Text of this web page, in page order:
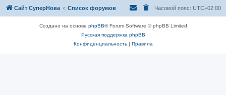
Сайт СуперНова Список форумов Часовой пояс: UTC+02:00
Создано на основе phpBB® Forum Software © phpBB Limited
Русская поддержка phpBB
Конфиденциальность| Правила